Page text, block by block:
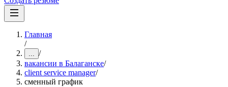
Главная
/
... /
вакансии в Балаганске/
client service manager/
сменный график